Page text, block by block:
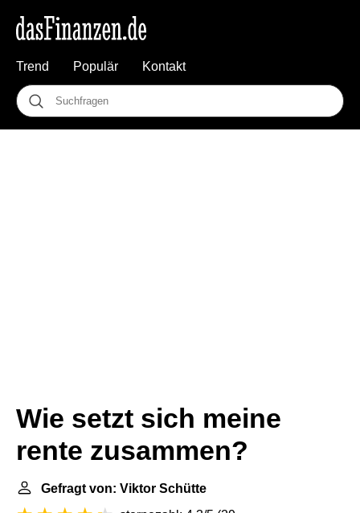
Trend Populär Kontakt
Wie setzt sich meine
rente zusammen?
Gefragt von: Viktor Schütte